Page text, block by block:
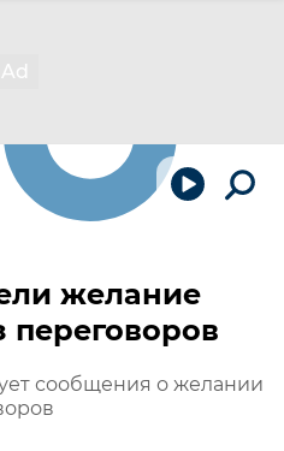
желание
переговоров
сообщения о желании